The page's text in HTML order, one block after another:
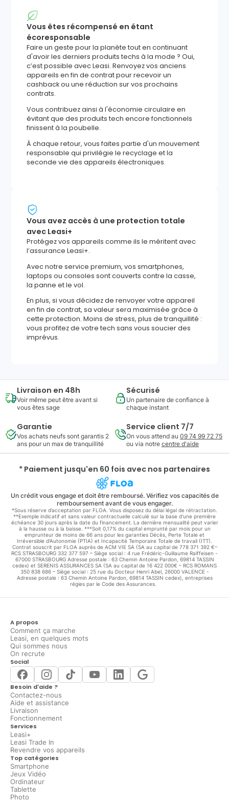
Vous êtes récompensé en étant
écoresponsable
Faire un geste pour la planète tout en continuant
d'avoir les derniers produits techs à la mode ? Oui,
c’est possible avec Leasi. Renvoyez vos anciens
appareils en fin de contrat pour recevoir un
cashback ou une réduction sur vos prochains
contrats.
Vous contribuez ainsi à l'économie circulaire en
évitant que des produits tech encore fonctionnels
finissent à la poubelle.
À chaque retour, vous faites partie d'un mouvement
responsable qui privilégie le recyclage et la
seconde vie des appareils électroniques.
Vous avez accès à une protection totale
avec Leasi+
Protégez vos appareils comme ils le méritent avec
l’assurance Leasi+.
Avec notre service premium, vos smartphones,
laptops ou consoles sont couverts contre la casse,
la panne et le vol.
En plus, si vous décidez de renvoyer votre appareil
en fin de contrat, sa valeur sera maximisée grâce à
cette protection. Moins de stress, plus de tranquillité :
vous profitez de votre tech sans vous soucier des
imprévus.
Livraison en 48h
Voir même peut être avant si
vous êtes sage
Sécurisé
Un partenaire de confiance à
chaque instant
Garantie
Vos achats neufs sont garantis 2
ans pour un max de tranquillité
Service client 7/7
On vous attend au 09 74 99 72 75
ou via notre centre d'aide
* Paiement jusqu'en 60 fois avec nos partenaires
Un crédit vous engage et doit être remboursé. Vérifiez vos capacités de
remboursement avant de vous engager.
*Sous réserve d’acceptation par FLOA. Vous disposez du délai légal de rétractation.
**Exemple indicatif et sans valeur contractuelle calculé sur la base d'une première
échéance 30 jours après la date du financement. La dernière mensualité peut varier
à la hausse ou à la baisse. ***Soit 0,17% du capital emprunté par mois pour un
emprunteur de moins de 66 ans pour les garanties Décès, Perte Totale et
Irréversible d'Autonomie (PTIA) et Incapacité Temporaire Totale de travail (ITT).
Contrat souscrit par FLOA auprès de ACM VIE SA (SA au capital de 778 371 392 €–
RCS STRASBOURG 332 377 597 – Siège social : 4 rue Frédéric-Guillaume Raiffeisen -
67000 STRASBOURG Adresse postale : 63 Chemin Antoine Pardon, 69814 TASSIN
cedex) et SERENIS ASSURANCES SA (SA au capital de 16 422 000€ – RCS ROMANS
350 838 686 – Siège social : 25 rue du Docteur Henri Abel, 26000 VALENCE -
Adresse postale : 63 Chemin Antoine Pardon, 69814 TASSIN cedex), entreprises
régies par le Code des Assurances.
A propos
Comment ça marche
Leasi, en quelques mots
Qui sommes nous
On recrute
Social
Besoin d'aide ?
Contactez-nous
Aide et assistance
Livraison
Fonctionnement
Services
Leasi+
Leasi Trade In
Revendre vos appareils
Top catégories
Smartphone
Jeux Vidéo
Ordinateur
Tablette
Photo